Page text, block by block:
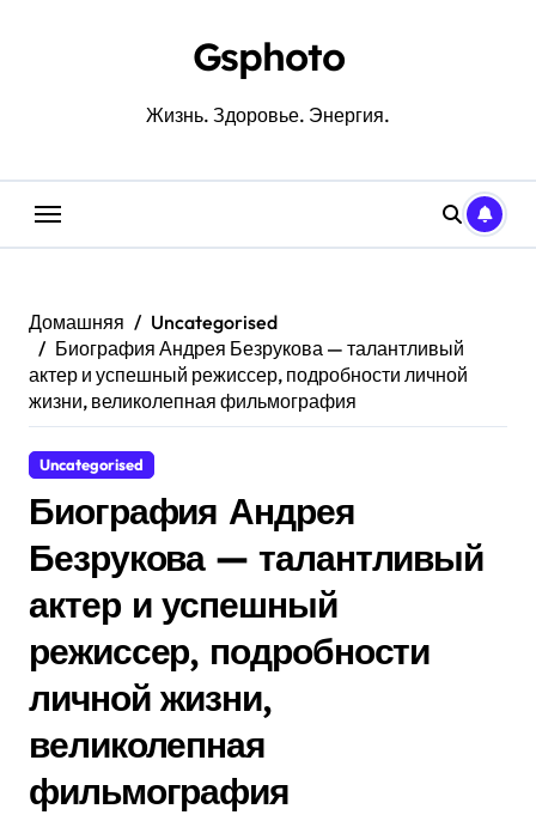
Gsphoto
Жизнь. Здоровье. Энергия.
Домашняя
Uncategorised
Биография Андрея Безрукова — талантливый
актер и успешный режиссер, подробности личной
жизни, великолепная фильмография
Uncategorised
Биография Андрея
Безрукова — талантливый
актер и успешный
режиссер, подробности
личной жизни,
великолепная
фильмография